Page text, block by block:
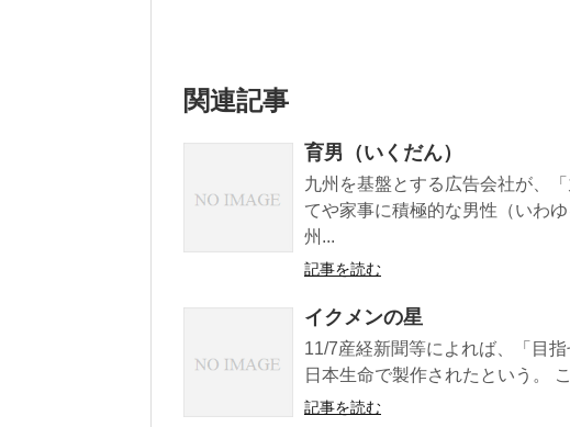
関連記事
育男（いくだん）
九州を基盤とする広告会社が、
てや家事に積極的な男性（いわ
州...
記事を読む
イクメンの星
11/7産経新聞等によれば、「目
日本生命で製作されたという。
記事を読む